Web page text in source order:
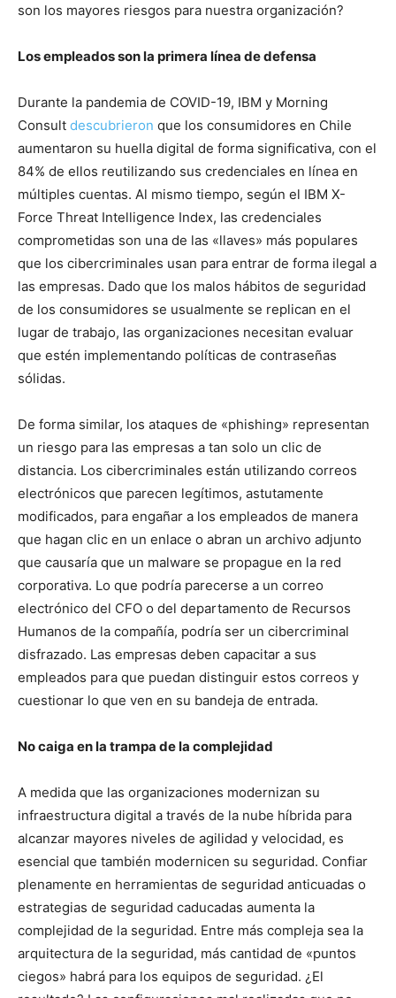
son los mayores riesgos para nuestra organización?
Los empleados son la primera línea de defensa
Durante la pandemia de COVID-19, IBM y Morning
Consult descubrieron que los consumidores en Chile
aumentaron su huella digital de forma significativa, con el
84% de ellos reutilizando sus credenciales en línea en
múltiples cuentas. Al mismo tiempo, según el IBM X-
Force Threat Intelligence Index, las credenciales
comprometidas son una de las «llaves» más populares
que los cibercriminales usan para entrar de forma ilegal a
las empresas. Dado que los malos hábitos de seguridad
de los consumidores se usualmente se replican en el
lugar de trabajo, las organizaciones necesitan evaluar
que estén implementando políticas de contraseñas
sólidas.
De forma similar, los ataques de «phishing» representan
un riesgo para las empresas a tan solo un clic de
distancia. Los cibercriminales están utilizando correos
electrónicos que parecen legítimos, astutamente
modificados, para engañar a los empleados de manera
que hagan clic en un enlace o abran un archivo adjunto
que causaría que un malware se propague en la red
corporativa. Lo que podría parecerse a un correo
electrónico del CFO o del departamento de Recursos
Humanos de la compañía, podría ser un cibercriminal
disfrazado. Las empresas deben capacitar a sus
empleados para que puedan distinguir estos correos y
cuestionar lo que ven en su bandeja de entrada.
No caiga en la trampa de la complejidad
A medida que las organizaciones modernizan su
infraestructura digital a través de la nube híbrida para
alcanzar mayores niveles de agilidad y velocidad, es
esencial que también modernicen su seguridad. Confiar
plenamente en herramientas de seguridad anticuadas o
estrategias de seguridad caducadas aumenta la
complejidad de la seguridad. Entre más compleja sea la
arquitectura de la seguridad, más cantidad de «puntos
ciegos» habrá para los equipos de seguridad. ¿El